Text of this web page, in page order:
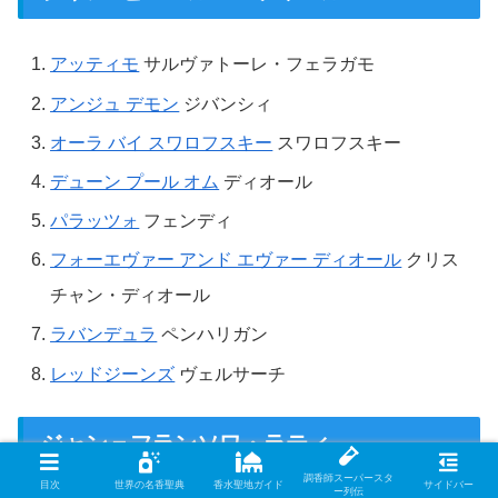
アッティモ サルヴァトーレ・フェラガモ
アンジュ デモン ジバンシィ
オーラ バイ スワロフスキー スワロフスキー
デューン プール オム ディオール
パラッツォ フェンディ
フォーエヴァー アンド エヴァー ディオール クリス
チャン・ディオール
ラバンデュラ ペンハリガン
レッドジーンズ ヴェルサーチ
ジャン＝フランソワ・ラティ
目次 世界の名香聖典 香水聖地ガイド
調香師スーパースタ
ー列伝
サイドバー